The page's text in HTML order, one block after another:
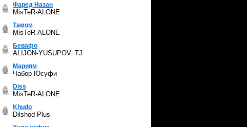
Фаред Назан
MisTeR-ALONE
Тамом
MisTeR-ALONE
Бевафо
ALIJON-YUSUPOV. TJ
Мариям
Чабор Юсуфи
Diss
MisTeR-ALONE
Khudo
Dilshod Plus